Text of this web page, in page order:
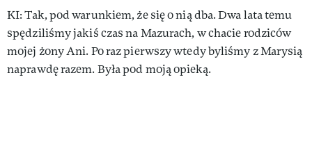
KI: Tak, pod wa­run­kiem, że się o nią dba. Dwa la­ta te­mu
spę­dzi­li­śmy ja­kiś czas na Ma­zu­rach, w cha­cie ro­dzi­ców
mo­jej żo­ny Ani. Po raz pierw­szy wte­dy by­li­śmy z Ma­ry­sią
na­praw­dę ra­zem. By­ła pod mo­ją opie­ką.